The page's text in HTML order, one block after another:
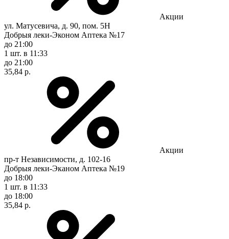
Акции
ул. Матусевича, д. 90, пом. 5Н
Добрыя леки-Эконом Аптека №17
до 21:00
1 шт. в 11:33
до 21:00
35,84 р.
Акции
пр-т Независимости, д. 102-16
Добрыя леки-Эканом Аптека №19
до 18:00
1 шт. в 11:33
до 18:00
35,84 р.